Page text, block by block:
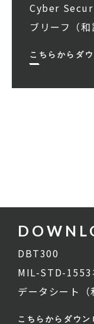
Cyber
ブリーフ（和
こちらからダ
DBT300
MIL-STD-1553
データシート（
こちらからダウン